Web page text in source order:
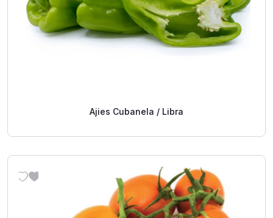
Ajies Cubanela / Libra